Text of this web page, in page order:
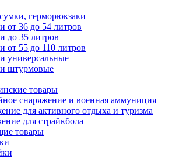
герморюкзаки
от 36 до 54 литров
до 35 литров
от 55 до 110 литров
универсальные
штурмовые
товары
снаряжение и военная аммуниция
для активного отдыха и туризма
для страйкбола
товары